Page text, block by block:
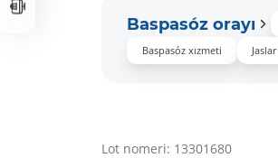
Baspasóz orayı
Baspasóz xızmeti
Lot nomeri: 13301680